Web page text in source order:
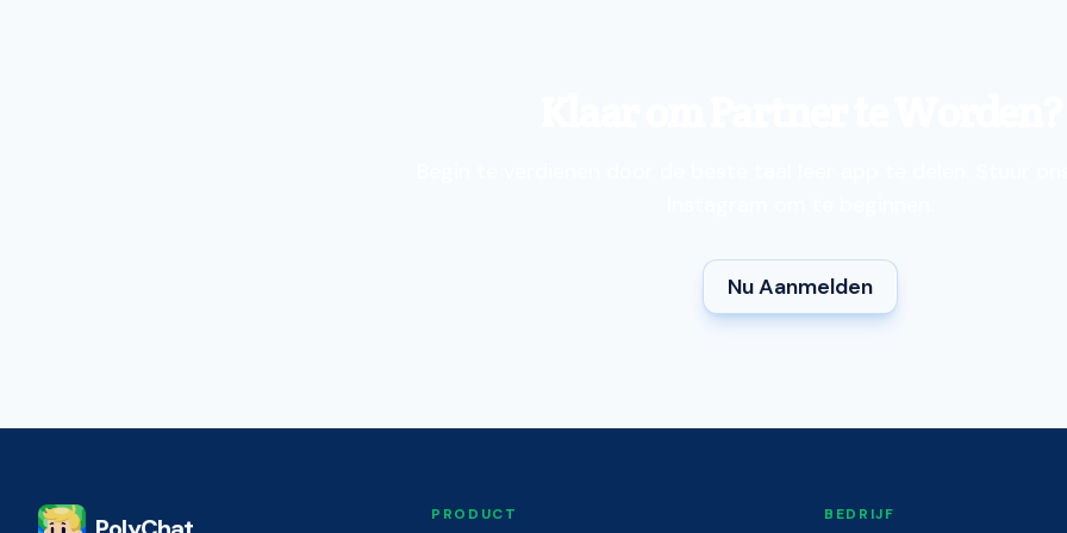
Nu Aanmelden
PRODUCT BEDRIJF